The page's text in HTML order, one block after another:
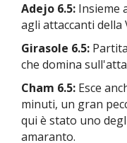
Adejo 6.5: Insieme
agli attaccanti della
Girasole 6.5:
che domina
Cham 6.5: Esce
minuti, un gran
qui è stato uno
amaranto.